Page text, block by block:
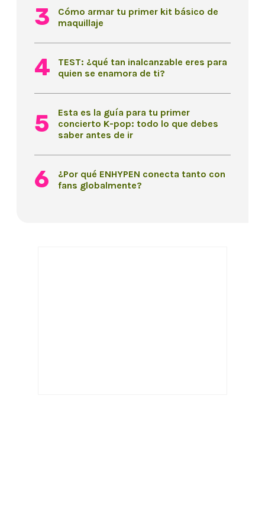
Cómo armar tu primer kit básico de
maquillaje
TEST: ¿qué tan inalcanzable eres para
quien se enamora de ti?
Esta es la guía para tu primer
concierto K-pop: todo lo que debes
saber antes de ir
¿Por qué ENHYPEN conecta tanto con
fans globalmente?